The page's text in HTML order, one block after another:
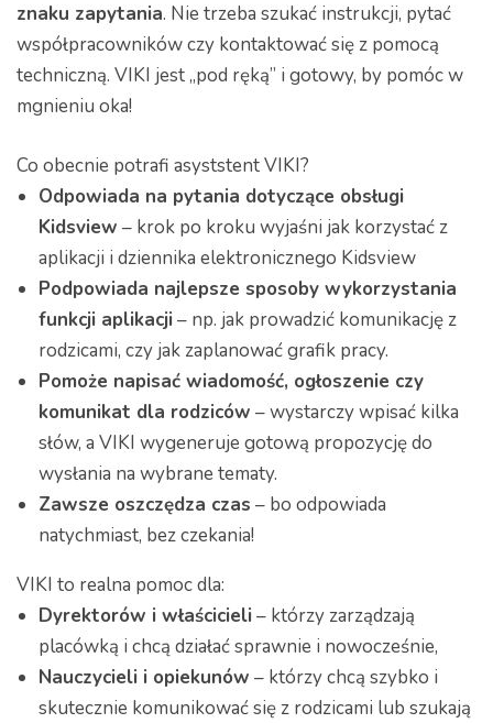
znaku zapytania. Nie trzeba szukać instrukcji, pytać
współpracowników czy kontaktować się z pomocą
techniczną. VIKI jest „pod ręką” i gotowy, by pomóc w
mgnieniu oka!
Co obecnie potrafi asyststent VIKI?
Odpowiada na pytania dotyczące obsługi
Kidsview – krok po kroku wyjaśni jak korzystać z
aplikacji i dziennika elektronicznego Kidsview
Podpowiada najlepsze sposoby wykorzystania
funkcji aplikacji– np. jak prowadzić komunikację z
rodzicami, czy jak zaplanować grafik pracy.
Pomoże napisać wiadomość, ogłoszenie czy
komunikat dla rodziców – wystarczy wpisać kilka
słów, a VIKI wygeneruje gotową propozycję do
wysłania na wybrane tematy.
Zawsze oszczędza czas – bo odpowiada
natychmiast, bez czekania!
VIKI to realna pomoc dla:
Dyrektorów i właścicieli– którzy zarządzają
placówką i chcą działać sprawnie i nowocześnie,
Nauczycieli i opiekunów – którzy chcą szybko i
skutecznie komunikować się z rodzicami lub szukają